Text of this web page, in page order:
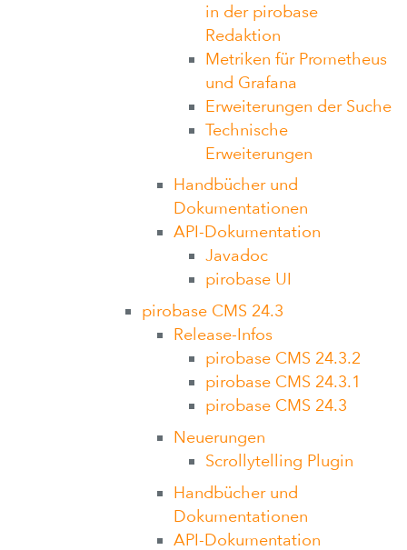
in der pirobase
Redaktion
Metriken für Prometheus
und Grafana
Erweiterungen der Suche
Technische
Erweiterungen
Handbücher und
Dokumentationen
API-Dokumentation
Javadoc
pirobase UI
pirobase CMS 24.3
Release-Infos
pirobase CMS 24.3.2
pirobase CMS 24.3.1
pirobase CMS 24.3
Neuerungen
Scrollytelling Plugin
Handbücher und
Dokumentationen
API-Dokumentation